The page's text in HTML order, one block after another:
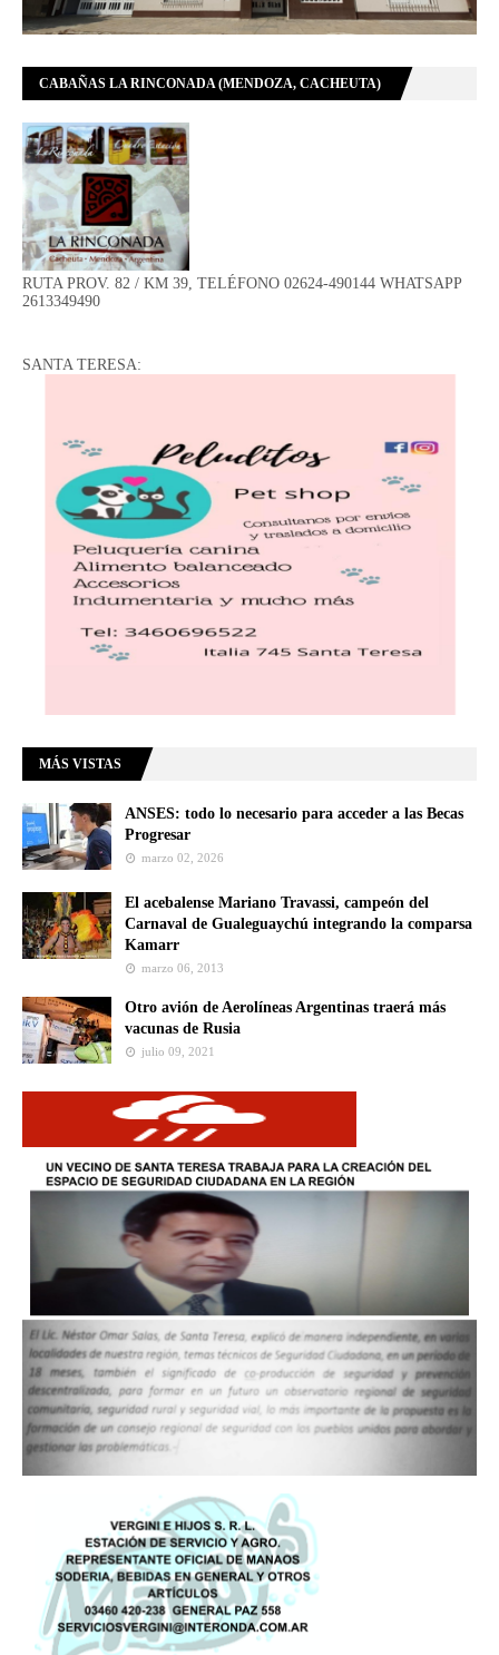
CABAÑAS LA RINCONADA (MENDOZA, CACHEUTA)
RUTA PROV. 82 / KM 39, TELÉFONO 02624-490144 WHATSAPP
2613349490
SANTA TERESA:
MÁS VISTAS
ANSES: todo lo necesario para acceder a las Becas
Progresar
marzo 02, 2026
El acebalense Mariano Travassi, campeón del
Carnaval de Gualeguaychú integrando la comparsa
Kamarr
marzo 06, 2013
Otro avión de Aerolíneas Argentinas traerá más
vacunas de Rusia
julio 09, 2021